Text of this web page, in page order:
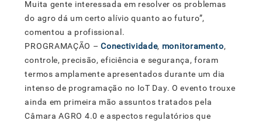
Muita gente interessada em resolver os problemas
do agro dá um certo alívio quanto ao futuro”,
comentou a profissional.
PROGRAMAÇÃO –Conectividade, monitoramento,
controle, precisão, eficiência e segurança, foram
termos amplamente apresentados durante um dia
intenso de programação no IoT Day. O evento trouxe
ainda em primeira mão assuntos tratados pela
Câmara AGRO 4.0 e aspectos regulatórios que